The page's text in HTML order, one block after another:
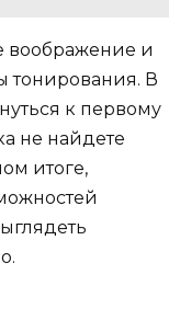
воображение и
тонирования. В
к первому
не найдете
итоге,